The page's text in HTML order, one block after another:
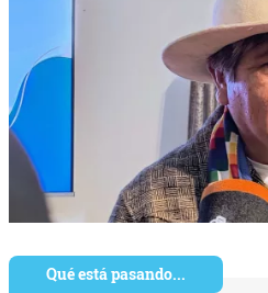
Qué está pasando...